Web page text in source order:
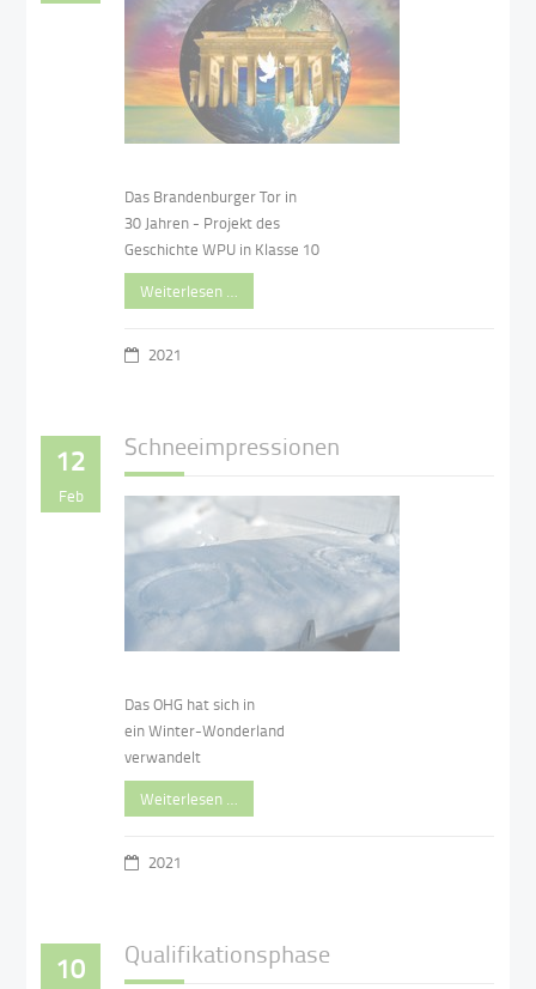
Das Brandenburger Tor in
30 Jahren - Projekt des
Geschichte WPU in Klasse 10
Weiterlesen …
2021
12
Feb
Schneeimpressionen
Das OHG hat sich in
ein Winter-Wonderland
verwandelt
Weiterlesen …
2021
10 Qualifikationsphase